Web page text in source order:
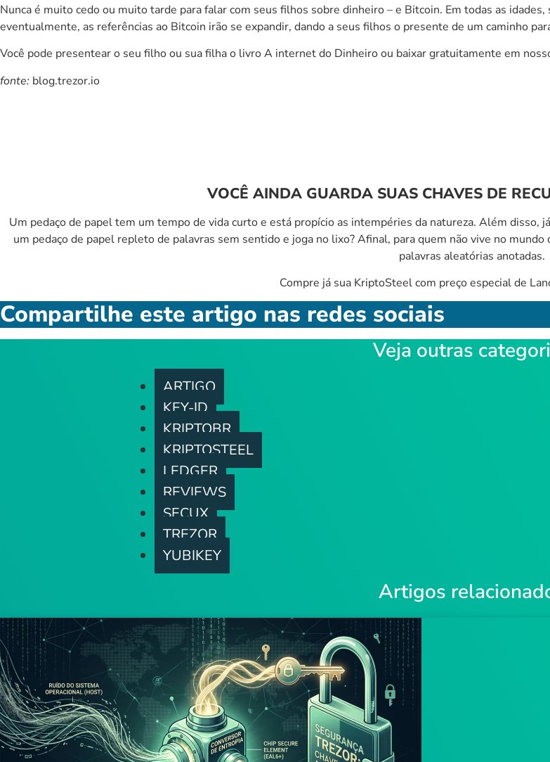
Nunca é muito cedo ou muito tarde para falar com seus filhos sobre dinheiro – e Bitcoin. Em todas as
eventualmente, as referências ao Bitcoin irão se expandir, dando a seus filhos o presente de um caminho
Você pode presentear o seu filho ou sua filha o livroA internet do Dinheiroou baixar gratuitamente em
fonte: blog.trezor.io
VOCÊ AINDA GUARDA SUAS CHAVES DE
Um pedaço de papel tem um tempo de vida curto e está propício as intempéries da natureza. Além disso,
um pedaço de papel repleto de palavras sem sentido e joga no lixo? Afinal, para quem não vive no
palavras aleatórias anotadas.
Compre já sua KriptoSteel com preço especial de
Compartilhe este artigo nas redes sociais
Veja outras
ARTIGO
KEY-ID
KRIPTOBR
KRIPTOSTEEL
LEDGER
REVIEWS
SECUX
TREZOR
YUBIKEY
Artigos